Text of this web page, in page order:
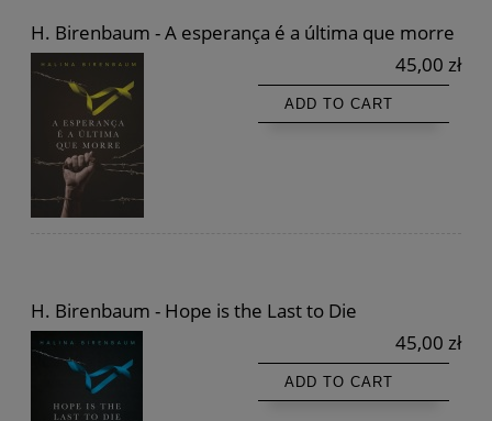
H. Birenbaum - A esperança é a última que morre
45,00 zł
ADD TO CART
H. Birenbaum - Hope is the Last to Die
45,00 zł
ADD TO CART